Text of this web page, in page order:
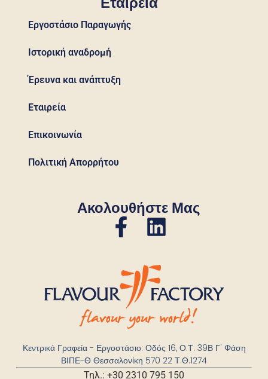
Κεντρικά Γραφεία - Εργοστάσιο: Οδός 16, Ο.Τ. 39Β Γ' Φάση
ΒΙΠΕ-Θ Θεσσαλονίκη 570 22 Τ.Θ.1274
Τηλ.: +30 2310 795 150
Εργοστάσιο Παραγωγής
Ιστορική αναδρομή
Έρευνα και ανάπτυξη
Εταιρεία
Επικοινωνία
Πολιτική Απορρήτου
Ακολουθήστε Μας